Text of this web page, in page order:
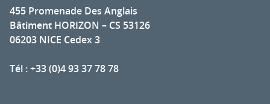
455 Promenade Des Anglais
Bâtiment HORIZON – CS 53126
06203 NICE Cedex 3
Tél : +33 (0)4 93 37 78 78